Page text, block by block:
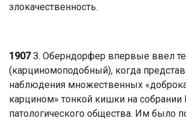
злокачественность.
1907З. Оберндорфер впервые ввел
(карциномоподобный), когда
наблюдения множественных
карцином» тонкой кишки на
патологического общества. Им было